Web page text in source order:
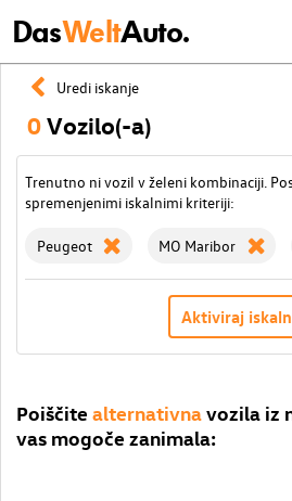
DasWeltAuto.
Uredi iskanje
0Vozilo(-a)
Trenutno ni vozil v želeni kombinaciji.
spremenjenimi iskalnimi kriteriji:
Peugeot MO Maribor
Aktiviraj
Poiščite alternativnavozila iz
vas mogoče zanimala: